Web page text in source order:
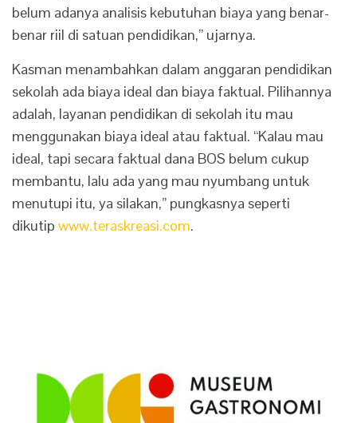
belum adanya analisis kebutuhan biaya yang benar-
benar riil di satuan pendidikan,” ujarnya.
Kasman menambahkan‎ dalam anggaran pendidikan
sekolah ada biaya ideal dan biaya faktual. Pilihannya
adalah, layanan pendidikan di sekolah itu mau
menggunakan biaya ideal atau faktual. “Kalau mau
ideal, tapi secara faktual dana BOS belum cukup
membantu, lalu ada yang mau nyumbang untuk
menutupi itu, ya silakan,” pungkasnya seperti
dikutip www.teraskreasi.com.